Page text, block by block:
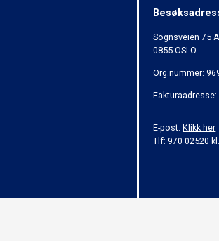
Sognsveien 75
0855 OSLO
Org.nummer:
Fakturaadresse:
E-post:Klikk her
Tlf: 970 02520